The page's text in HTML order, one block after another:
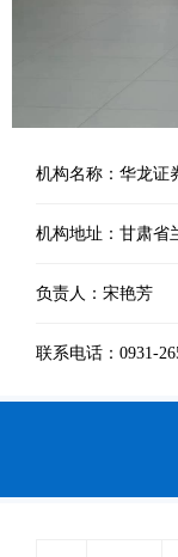
机构名称：华龙证
机构地址：甘肃省
负责人：宋艳芳
联系电话：0931-